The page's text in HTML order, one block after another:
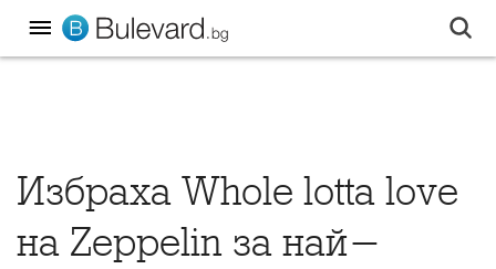
Избраха Whole lotta love
на Zeppelin за най-